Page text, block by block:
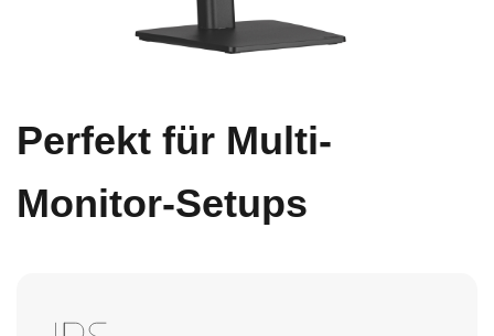
Perfekt für Multi-
Monitor-Setups